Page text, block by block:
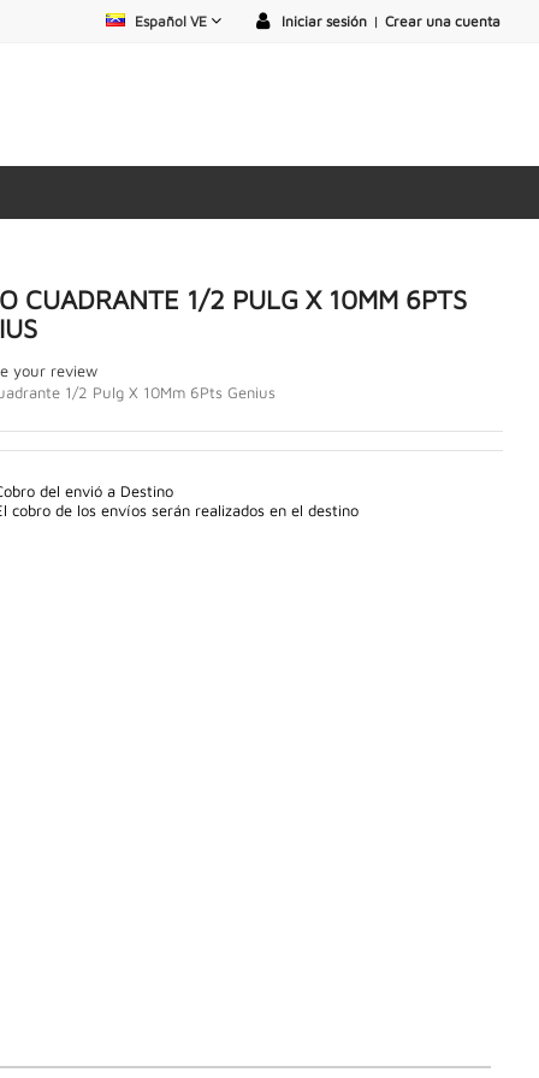
Iniciar sesión | Crear una cuenta
Español VE
CUADRANTE 1/2 PULG X 10MM 6PTS
your review
1/2 Pulg X 10Mm 6Pts Genius
del envió a Destino
cobro de los envíos serán realizados en el destino